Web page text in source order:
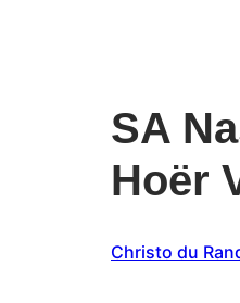
SA
Hoër
Christo du